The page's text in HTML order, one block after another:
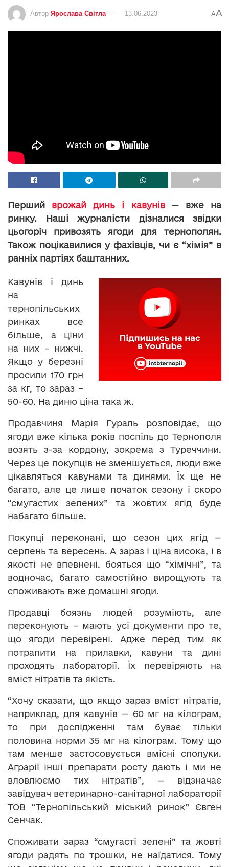
Автор Ярослава Світла 13.06.2023 AA
Перший врожай динь і кавунів— вже на
ринку. Наші журналісти дізналися звідки
цьогоріч привозять ягоди для тернополян.
Також поцікавилися у фахівців, чи є “хімія” в
ранніх партіях баштанних.
Кавунів і динь
на
тернопільських
ринках все
більше, а ціни
на них – нижчі.
Якщо у березні
просили 170 грн
за кг, то зараз –
50-60. На диню ціна така ж.
Продавчиня Марія Гураль розповідає, що
ягоди вже кілька років поспіль до Тернополя
возять з-за кордону, зокрема з Туреччини.
Через це покупців не зменшується, люди вже
цікавляться кавунами та динями. Їх ще не
багато, але це лише початок сезону і скоро
“смугастих зелених” та жовтих ягід буде
набагато більше.
Покупці переконані, що сезон цих ягід —
серпень та вересень. А зараз і ціна висока, і в
якості не впевнені. бояться що “хімічні”, та
водночас, багато самостійно вирощують та
споживають вже домашні ягоди.
Продавці боязнь людей розуміють, але
переконують – мають усі документи про те,
що ягоди перевірені. Адже перед тим як
потрапити на прилавки, кавуни та дині
проходять лабораторії. Їх перевіряють на
вміст нітратів та якість.
“Хочу сказати, що якщо зараз вміст нітратів,
наприклад, для кавунів — 60 мг на кілограм,
то при дослідженні там буває тільки
половина норми 35 мг на кілограм. Тому що
там менше застосовується вмісні сполуки.
Аграрії інші препарати росту дають і ми не
вловлюємо тих нітратів”, — відзначає
завідувач ветеринарно-санітарної лабораторії
ТОВ “Тернопільський міський ринок” Євген
Сенчак.
Споживати зараз “смугасті зелені” та жовті
ягоди радять по трошки, не наїдатися. Тому